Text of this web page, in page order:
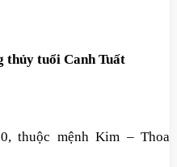
thủy tuổi Canh Tuất
thuộc mệnh Kim – Thoa